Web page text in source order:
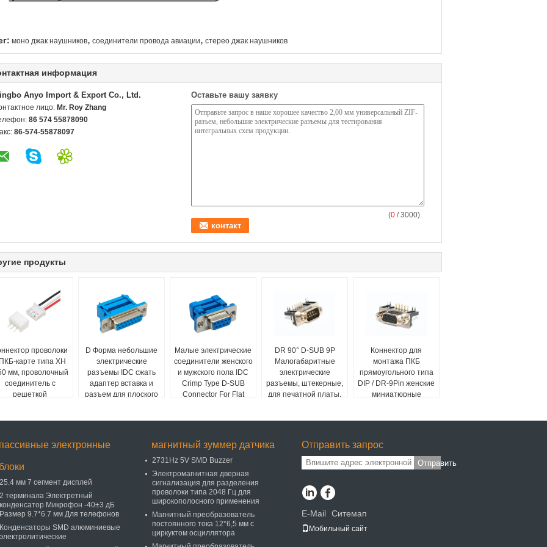
моно джак наушников, соединители провода авиации, стерео джак наушников
информация
Anyo Import & Export Co., Ltd.
лицо: Mr. Roy Zhang
86 574 55878090
86-574-55878097
Оставьте вашу заявку
(0 / 3000)
продукты
проволоки
карте типа XH
мм, проволочный
соединитель с
решеткой
D Форма небольшие
электрические
разъемы IDC сжать
адаптер вставка и
разъем для плоского
Малые электрические
соединители женского
и мужского пола IDC
Crimp Type D-SUB
Connector For Flat
DR 90° D-SUB 9P
Малогабаритные
электрические
разъемы, штекерные,
для печатной платы,
Коннектор для
монтажа ПКБ
прямоугольного типа
DIP / DR-9Pin женские
миниатюрные
пассивные электронные
блоки
25.4 мм 7 сегмент дисплей
2 терминала Электретный
конденсатор Микрофон -40±3 дБ
Размер 9.7*6.7 мм Для телефонов
Конденсаторы SMD алюминиевые
электролитические
магнитный зуммер датчика
2731Hz 5V SMD Buzzer
Электромагнитная дверная
сигнализация для разделения
проволоки типа 2048 Гц для
широкополосного применения
Магнитный преобразователь
постоянного тока 12*6,5 мм с
циркуктом осциллятора
Отправить запрос
Отправить
E-Mail Ситемап
Мобильный сайт